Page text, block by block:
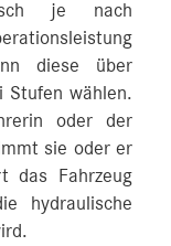
je nach
diese über
Stufen wählen.
oder der
sie oder er
das Fahrzeug
hydraulische